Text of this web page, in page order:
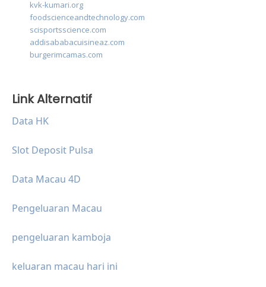
kvk-kumari.org
foodscienceandtechnology.com
scisportsscience.com
addisababacuisineaz.com
burgerimcamas.com
Link Alternatif
Data HK
Slot Deposit Pulsa
Data Macau 4D
Pengeluaran Macau
pengeluaran kamboja
keluaran macau hari ini